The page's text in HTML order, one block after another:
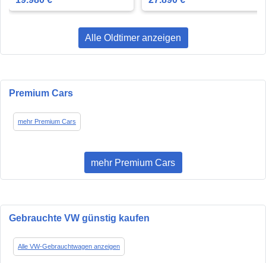
Alle Oldtimer anzeigen
Premium Cars
mehr Premium Cars
mehr Premium Cars
Gebrauchte VW günstig kaufen
Alle VW-Gebrauchtwagen anzeigen